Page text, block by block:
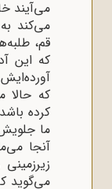
می‌آیند
می‌کند
قم،
که این
که حالا
کرده
ما
آنجا
می‌گوید